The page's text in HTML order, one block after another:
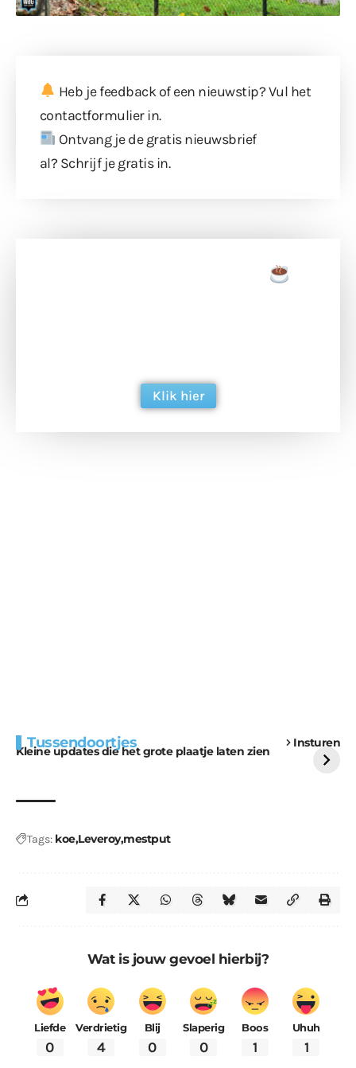
Heb je feedback of een nieuwstip? Vul het
contactformulierin.
Ontvang je de gratis nieuwsbrief
al? Schrijf je gratis in.
Klik hier
Tussendoortjes Insturen
Kleine updates die het grote plaatje laten zien
voor kabouters
uitdaging
Tags: koeLeveroymestput
Wat is jouw gevoel hierbij?
Liefde
0
Verdrietig
4
Blij
0
Slaperig
0
Boos
1
Uhuh
1